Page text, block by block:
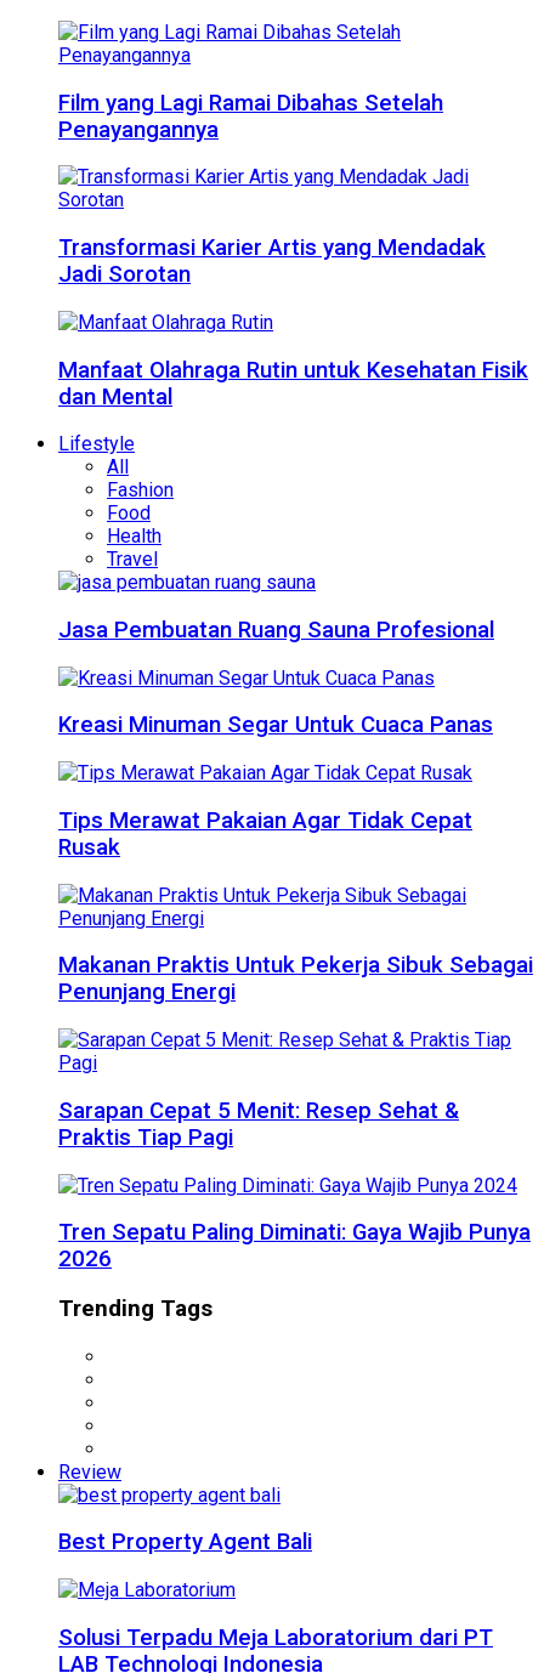
Film yang Lagi Ramai Dibahas Setelah
Penayangannya
Transformasi Karier Artis yang Mendadak
Jadi Sorotan
Manfaat Olahraga Rutin untuk Kesehatan Fisik
dan Mental
Lifestyle
All
Fashion
Food
Health
Travel
Jasa Pembuatan Ruang Sauna Profesional
Kreasi Minuman Segar Untuk Cuaca Panas
Tips Merawat Pakaian Agar Tidak Cepat
Rusak
Makanan Praktis Untuk Pekerja Sibuk Sebagai
Penunjang Energi
Sarapan Cepat 5 Menit: Resep Sehat &
Praktis Tiap Pagi
Tren Sepatu Paling Diminati: Gaya Wajib Punya
2026
Trending Tags
Review
Best Property Agent Bali
Solusi Terpadu Meja Laboratorium dari PT
LAB Technologi Indonesia